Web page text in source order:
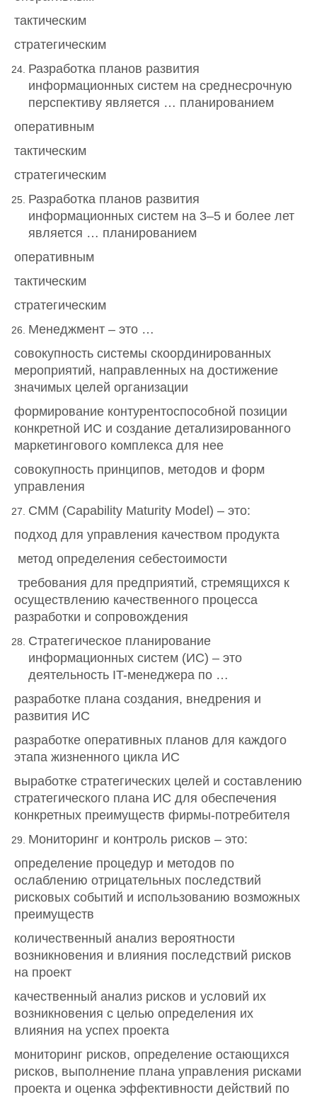
тактическим
стратегическим
Разработка планов развития
информационных систем на среднесрочную
перспективу является … планированием
оперативным
тактическим
стратегическим
Разработка планов развития
информационных систем на 3–5 и более лет
является … планированием
оперативным
тактическим
стратегическим
Менеджмент – это …
совокупность системы скоординированных
мероприятий, направленных на достижение
значимых целей организации
формирование контурентоспособной позиции
конкретной ИС и создание детализированного
маркетингового комплекса для нее
совокупность принципов, методов и форм
управления
CMM (Capability Maturity Model) – это:
подход для управления качеством продукта
метод определения себестоимости
требования для предприятий, стремящихся к
осуществлению качественного процесса
разработки и сопровождения
Стратегическое планирование
информационных систем (ИС) – это
деятельность IT-менеджера по …
разработке плана создания, внедрения и
развития ИС
разработке оперативных планов для каждого
этапа жизненного цикла ИС
выработке стратегических целей и составлению
стратегического плана ИС для обеспечения
конкретных преимуществ фирмы-потребителя
Мониторинг и контроль рисков – это:
определение процедур и методов по
ослаблению отрицательных последствий
рисковых событий и использованию возможных
преимуществ
количественный анализ вероятности
возникновения и влияния последствий рисков
на проект
качественный анализ рисков и условий их
возникновения с целью определения их
влияния на успех проекта
мониторинг рисков, определение остающихся
рисков, выполнение плана управления рисками
проекта и оценка эффективности действий по